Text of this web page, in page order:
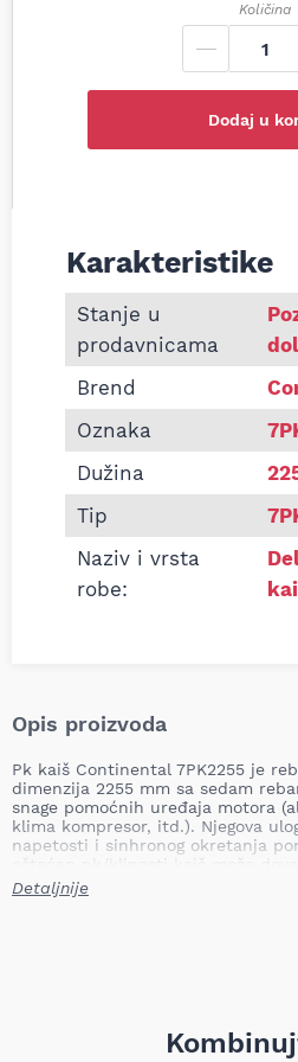
Količina
Dodaj u
Informacije o Pk kaiš
Karakteristike
Stanje u
prodavnicama
Brend
Oznaka
Dužina
Tip
Naziv i vrsta
robe:
Opis proizvoda
Pk kaiš Continental 7PK2255 je
dimenzija 2255 mm sa sedam
snage pomoćnih uređaja motora
klima kompresor, itd.). Njegova
napetosti i sinhronog okretanja
komponenti, pregrevanja,
punjenja akumulatora, pojačanog
Težina (TecDoc): 0,263 kg
Tip: klinasti rebrasti kaiš (PK)
Detaljnije